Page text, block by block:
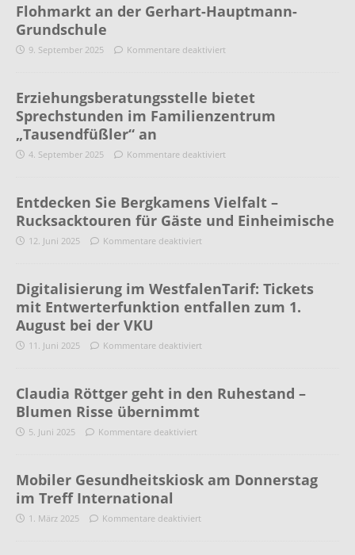
Flohmarkt an der Gerhart-Hauptmann-
Grundschule
9. September 2025 Kommentare deaktiviert
Erziehungsberatungsstelle bietet
Sprechstunden im Familienzentrum
„Tausendfüßler“ an
4. September 2025 Kommentare deaktiviert
Entdecken Sie Bergkamens Vielfalt –
Rucksacktouren für Gäste und Einheimische
12. Juni 2025 Kommentare deaktiviert
Digitalisierung im WestfalenTarif: Tickets
mit Entwerterfunktion entfallen zum 1.
August bei der VKU
11. Juni 2025 Kommentare deaktiviert
Claudia Röttger geht in den Ruhestand –
Blumen Risse übernimmt
5. Juni 2025 Kommentare deaktiviert
Mobiler Gesundheitskiosk am Donnerstag
im Treff International
1. März 2025 Kommentare deaktiviert